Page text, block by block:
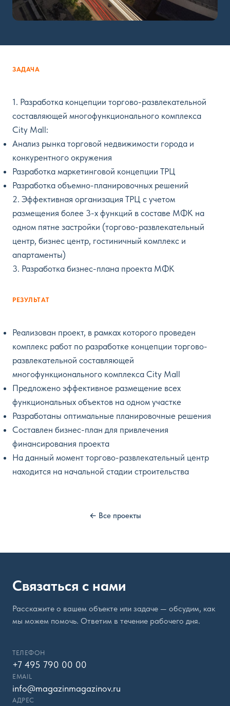
ЗАДАЧА
1. Разработка концепции торгово-развлекательной
составляющей многофункционального комплекса
City Mall:
Анализ рынка торговой недвижимости города и
конкурентного окружения
Разработка маркетинговой концепции ТРЦ
Разработка объемно-планировочных решений
2. Эффективная организация ТРЦ с учетом
размещения более 3-х функций в составе МФК на
одном пятне застройки (торгово-развлекательный
центр, бизнес центр, гостиничный комплекс и
апартаменты)
3. Разработка бизнес-плана проекта МФК
РЕЗУЛЬТАТ
Реализован проект, в рамках которого проведен
комплекс работ по разработке концепции торгово-
развлекательной составляющей
многофункционального комплекса City Mall
Предложено эффективное размещение всех
функциональных объектов на одном участке
Разработаны оптимальные планировочные решения
Составлен бизнес-план для привлечения
финансирования проекта
На данный момент торгово-развлекательный центр
находится на начальной стадии строительства
← Все проекты
Связаться с нами
Расскажите о вашем объекте или задаче — обсудим, как
мы можем помочь. Ответим в течение рабочего дня.
ТЕЛЕФОН
+7 495 790 00 00
EMAIL
info@magazinmagazinov.ru
АДРЕС